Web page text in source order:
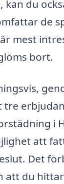
kan du
de
mest
bort.
tre
i
att
Det
att du